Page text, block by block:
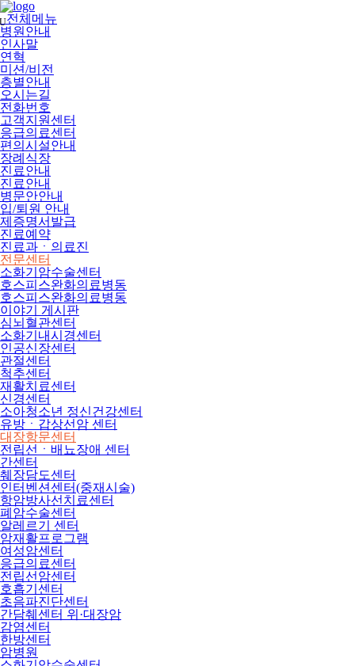
메
뉴
건
너
뛰
기
전체메뉴
병원안내
인사말
연혁
미션/비전
층별안내
오시는길
전화번호
고객지원센터
응급의료센터
편의시설안내
장례식장
진료안내
진료안내
병문안안내
입/퇴원 안내
제증명서발급
진료예약
진료과ㆍ의료진
전문센터
소화기암수술센터
호스피스완화의료병동
호스피스완화의료병동
이야기 게시판
심뇌혈관센터
소화기내시경센터
인공신장센터
관절센터
척추센터
재활치료센터
신경센터
소아청소년 정신건강센터
유방ㆍ갑상선암 센터
대장항문센터
전립선ㆍ배뇨장애 센터
간센터
췌장담도센터
인터벤션센터(중재시술)
항암방사선치료센터
폐암수술센터
알레르기 센터
암재활프로그램
여성암센터
응급의료센터
전립선암센터
호흡기센터
초음파진단센터
간담췌센터 위·대장암
감염센터
한방센터
암병원